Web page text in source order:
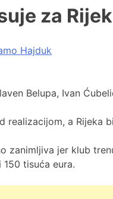
za
Hajduk
Belupa, Ivan
realizacijom, a
zanimljiva jer klub
150 tisuća eura.